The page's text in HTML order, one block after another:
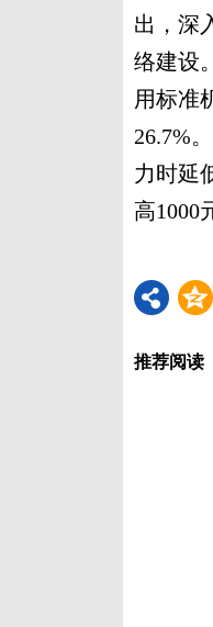
出，深
络建设
用标准
26.7%
力时延
高1000
推荐阅读